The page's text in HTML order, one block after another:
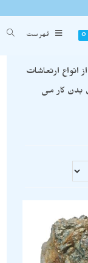
0 فهرست
ارتعاشات
بدن کار می